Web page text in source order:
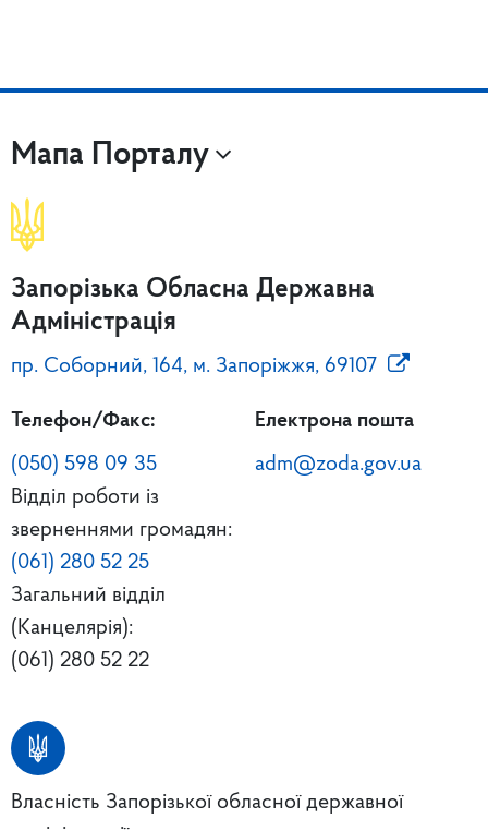
Мапа Порталу
Запорізька Обласна Державна
Адміністрація
пр. Соборний, 164, м. Запоріжжя, 69107
Телефон/Факс:
(050) 598 09 35
Відділ роботи із
зверненнями громадян:
(061) 280 52 25
Загальний відділ
(Канцелярія):
(061) 280 52 22
Електрона пошта
adm@zoda.gov.ua
Власність Запорізької обласної державної